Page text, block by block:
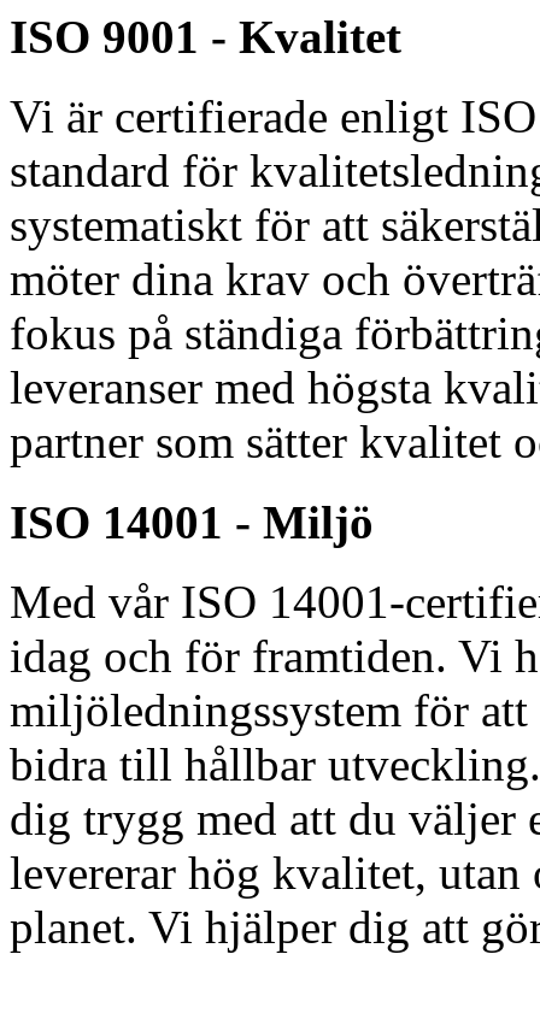
ISO 9001 - Kvalitet
Vi är certifierade enligt
standard för
systematiskt för att
möter dina krav och
fokus på ständiga
leveranser med högsta
partner som sätter kvalitet
ISO 14001 - Miljö
Med vår ISO 14001-
idag och för framtiden. Vi
miljöledningssystem för
bidra till hållbar
dig trygg med att du väljer
levererar hög kvalitet, utan
planet. Vi hjälper dig att